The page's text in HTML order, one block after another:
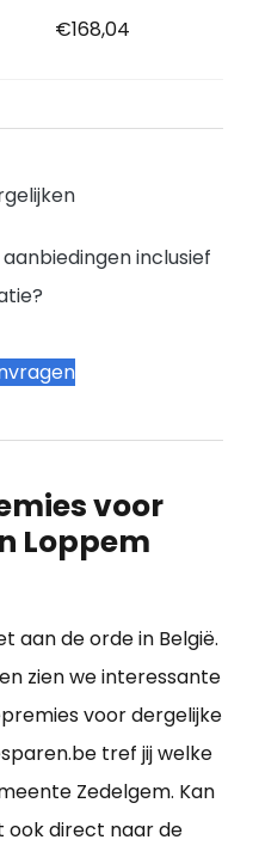
€168,04
inclusief
voor
Loppem
aan de orde in België.
zien we interessante
voor dergelijke
tref jij welke
Zedelgem. Kan
ook direct naar de